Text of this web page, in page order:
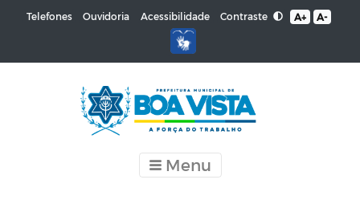
Telefones Ouvidoria Acessibilidade Contraste A+ A-
Menu